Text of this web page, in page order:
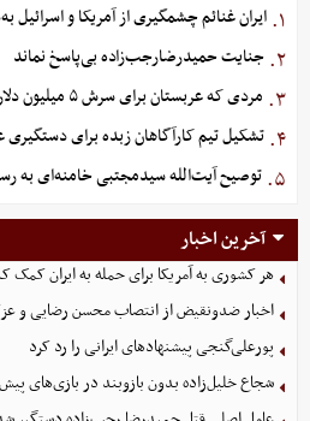
۱. ایران غنائم چشمگیری از آمریکا و
۲. جنایت حمیدرضارجب‌زاده بی‌پاسخ نماند
۳. مردی که عربستان برای سرش ۵ میلیون دلار جایزه گذاشت
۴. تشکیل تیم کارآگاهان زبده برای
۵. توصیح آیت‌الله سیدمجتبی خامنه‌ای به
آخرین اخبار
هر کشوری به آمریکا برای حمله به ایران کمک
اخبار ضدونقیض از انتصاب محسن رضایی و
پورعلی‌گنجی پیشنهادهای ایرانی را رد کرد
شجاع خلیل‌زاده بدون بازوبند در بازی‌های